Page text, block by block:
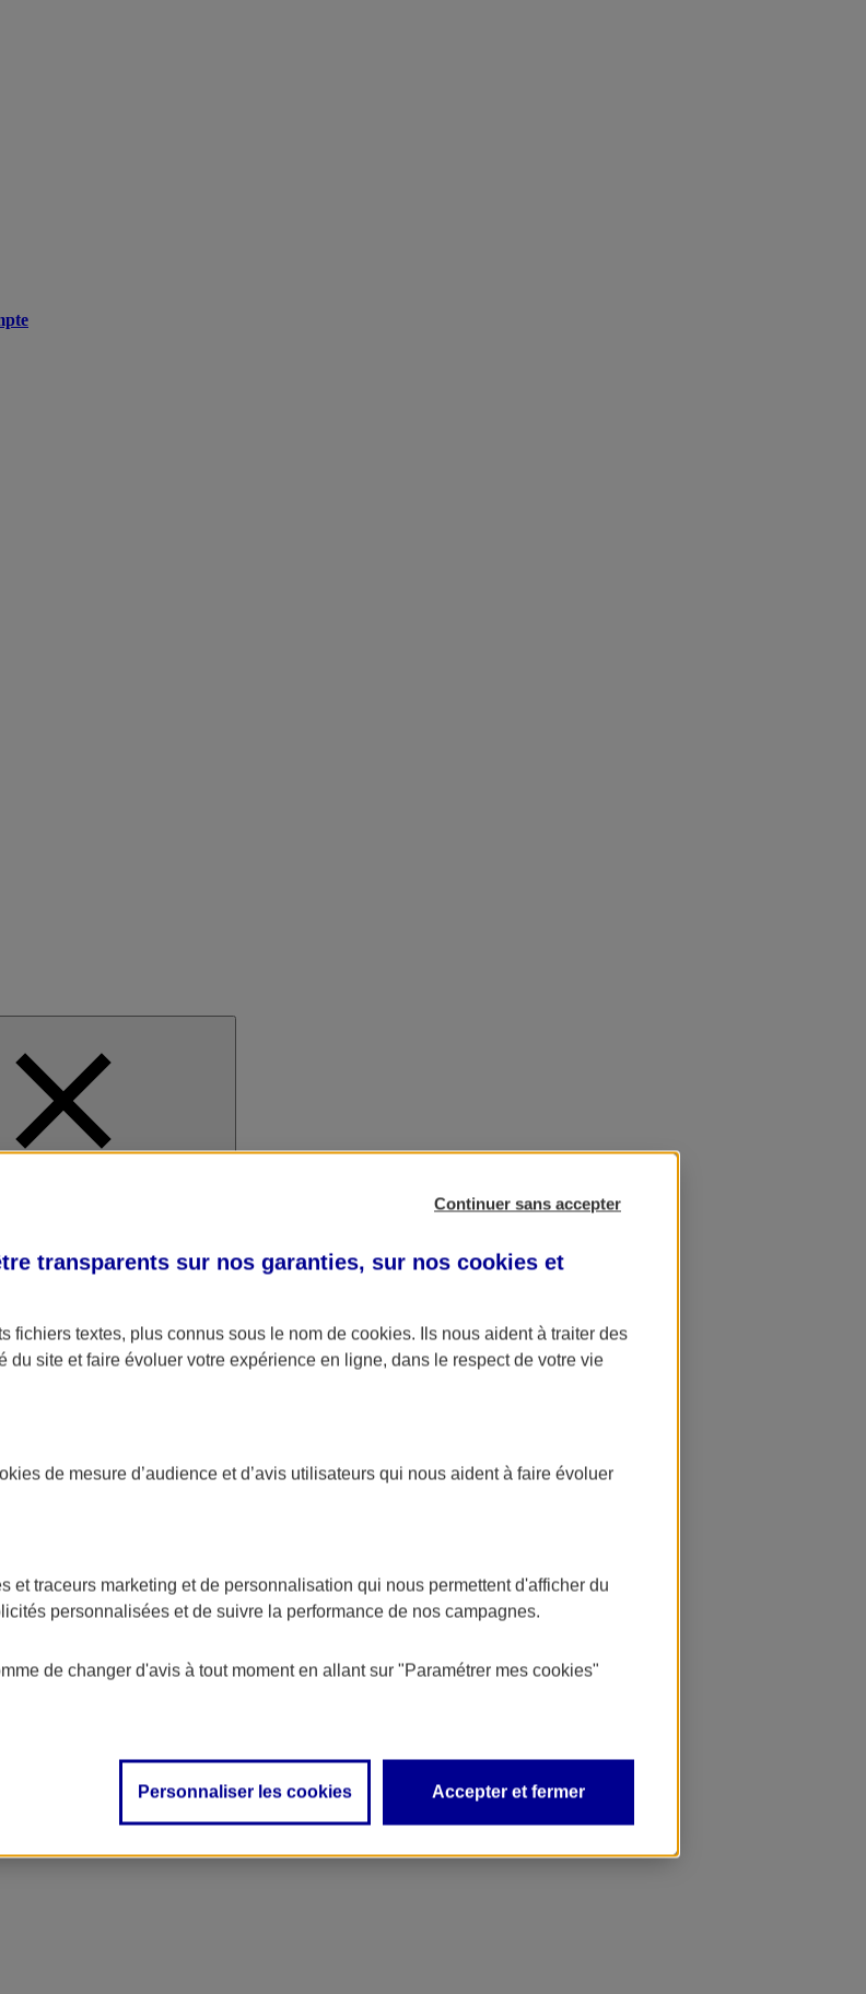
Continuer sans accepter
transparents sur nos garanties, sur nos cookies et
fichiers textes, plus connus sous le nom de cookies. Ils nous aident à traiter des
site et faire évoluer votre expérience en ligne, dans le respect de votre vie
de mesure d’audience et d’avis utilisateurs qui nous aident à faire évoluer
et traceurs marketing et de personnalisation qui nous permettent d'afficher du
personnalisées et de suivre la performance de nos campagnes.
de changer d'avis à tout moment en allant sur "Paramétrer mes cookies"
Personnaliser les cookies Accepter et fermer